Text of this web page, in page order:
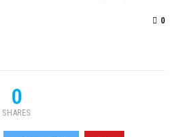
0
0
SHARES